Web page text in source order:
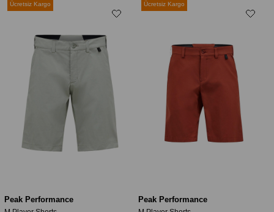
Peak Performance
Ücretsiz Kargo
Peak Performance
Ücretsiz Kargo